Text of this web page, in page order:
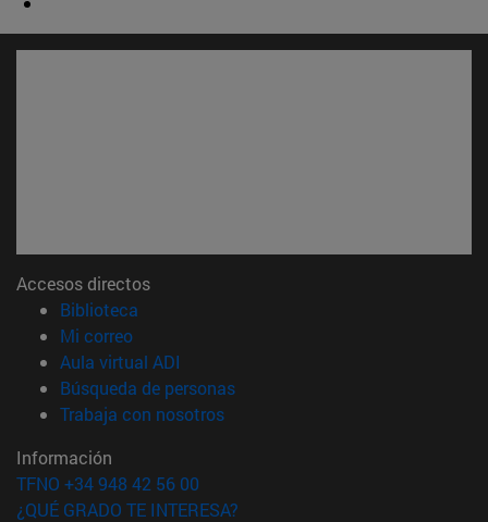
Accesos directos
Biblioteca
Mi correo(abre en nueva ventana)
Aula virtual ADI
Búsqueda de personas(abre en nueva ventana)
Trabaja con nosotros(abre en nueva ventana)
Información
TFNO +34 948 42 56 00
¿QUÉ GRADO TE INTERESA?